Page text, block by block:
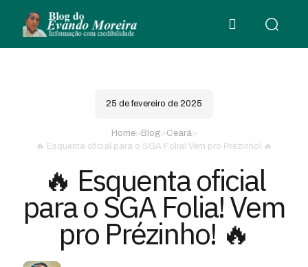
25 de fevereiro de 2025
Home> Blog>Ceará>
🔥 Esquenta oficial para o SGA Folia! Vem pro Prézinho! 🔥
🔥 Esquenta oficial
para o SGA Folia! Vem
pro Prézinho! 🔥